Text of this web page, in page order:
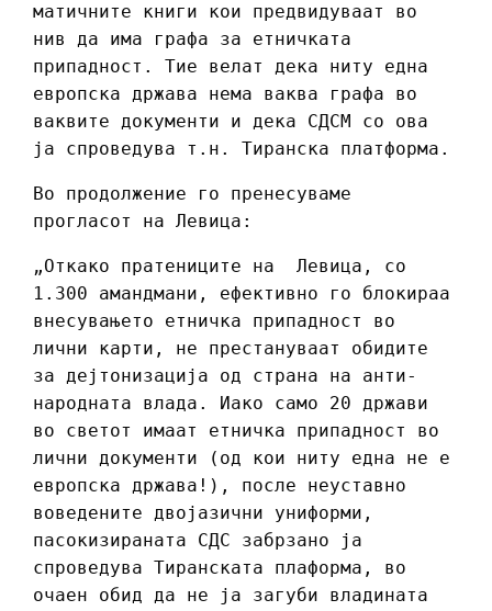
матичните книги кои предвидуваат во
нив да има графа за етничката
припадност. Тие велат дека ниту една
европска држава нема ваква графа во
ваквите документи и дека СДСМ со ова
ја спроведува т.н. Тиранска платформа.
Во продолжение го пренесуваме
прогласот на Левица:
„Откако пратениците на Левица, со
1.300 амандмани, ефективно го блокираа
внесувањето етничка припадност во
лични карти, не престануваат обидите
за дејтонизација од страна на анти-
народната влада. Иако само 20 држави
во светот имаат етничка припадност во
лични документи (од кои ниту една не е
европска држава!), после неуставно
воведените двојазични униформи,
пасокизираната СДС забрзано ја
спроведува Тиранската плаформа, во
очаен обид да не ја загуби владината